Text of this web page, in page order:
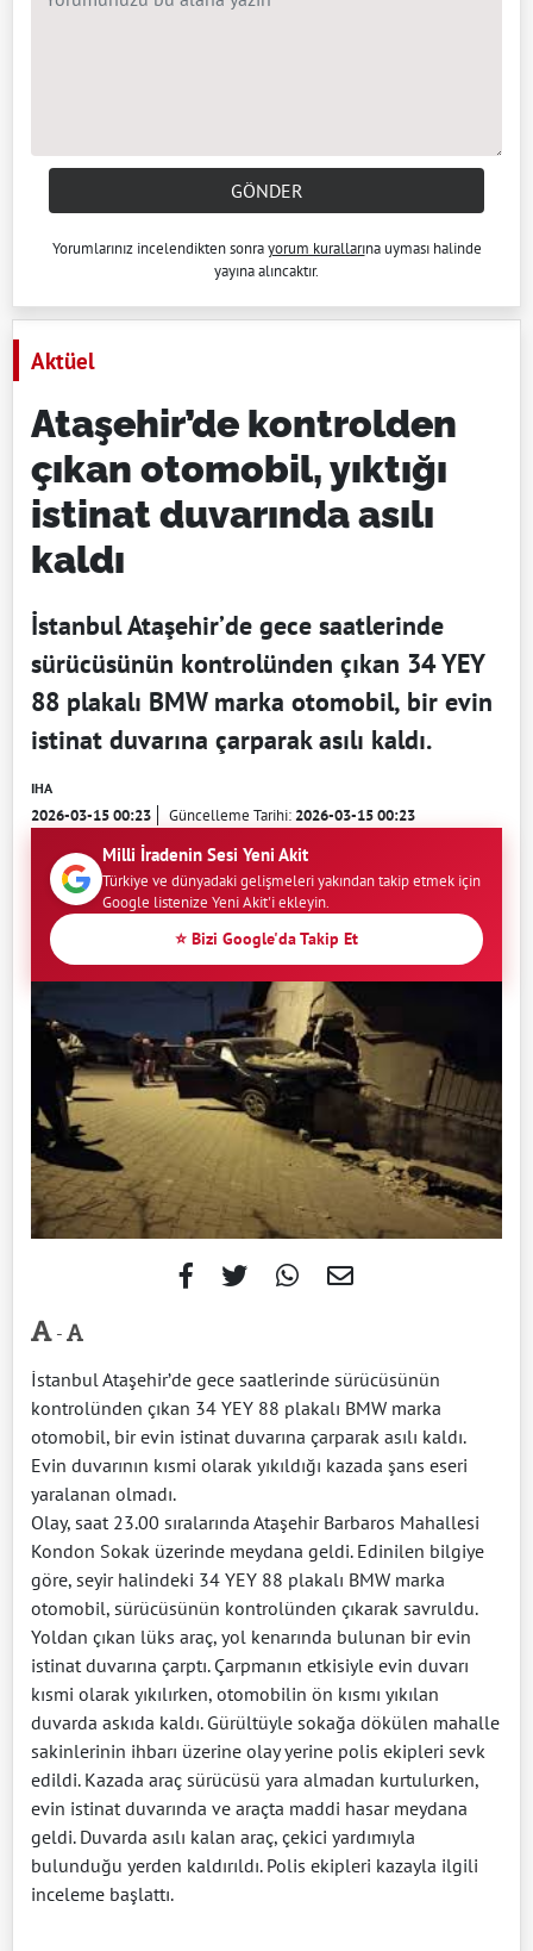
GÖNDER
Yorumlarınız incelendikten sonrayorum kurallarına uyması halinde
yayına alıncaktır.
Aktüel
Ataşehir’de kontrolden
çıkan otomobil, yıktığı
istinat duvarında asılı
kaldı
İstanbul Ataşehir’de gece saatlerinde
sürücüsünün kontrolünden çıkan 34 YEY
88 plakalı BMW marka otomobil, bir evin
istinat duvarına çarparak asılı kaldı.
IHA
2026-03-15 00:23 Güncelleme Tarihi:2026-03-15 00:23
Milli İradenin Sesi Yeni Akit
Türkiye ve dünyadaki gelişmeleri yakından takip etmek için
Google listenize Yeni Akit'i ekleyin.
⭐ Bizi Google'da Takip Et
-
İstanbul Ataşehir’de gece saatlerinde sürücüsünün
kontrolünden çıkan 34 YEY 88 plakalı BMW marka
otomobil, bir evin istinat duvarına çarparak asılı kaldı.
Evin duvarının kısmi olarak yıkıldığı kazada şans eseri
yaralanan olmadı.
Olay, saat 23.00 sıralarında Ataşehir Barbaros Mahallesi
Kondon Sokak üzerinde meydana geldi. Edinilen bilgiye
göre, seyir halindeki 34 YEY 88 plakalı BMW marka
otomobil, sürücüsünün kontrolünden çıkarak savruldu.
Yoldan çıkan lüks araç, yol kenarında bulunan bir evin
istinat duvarına çarptı. Çarpmanın etkisiyle evin duvarı
kısmi olarak yıkılırken, otomobilin ön kısmı yıkılan
duvarda askıda kaldı. Gürültüyle sokağa dökülen mahalle
sakinlerinin ihbarı üzerine olay yerine polis ekipleri sevk
edildi. Kazada araç sürücüsü yara almadan kurtulurken,
evin istinat duvarında ve araçta maddi hasar meydana
geldi. Duvarda asılı kalan araç, çekici yardımıyla
bulunduğu yerden kaldırıldı. Polis ekipleri kazayla ilgili
inceleme başlattı.